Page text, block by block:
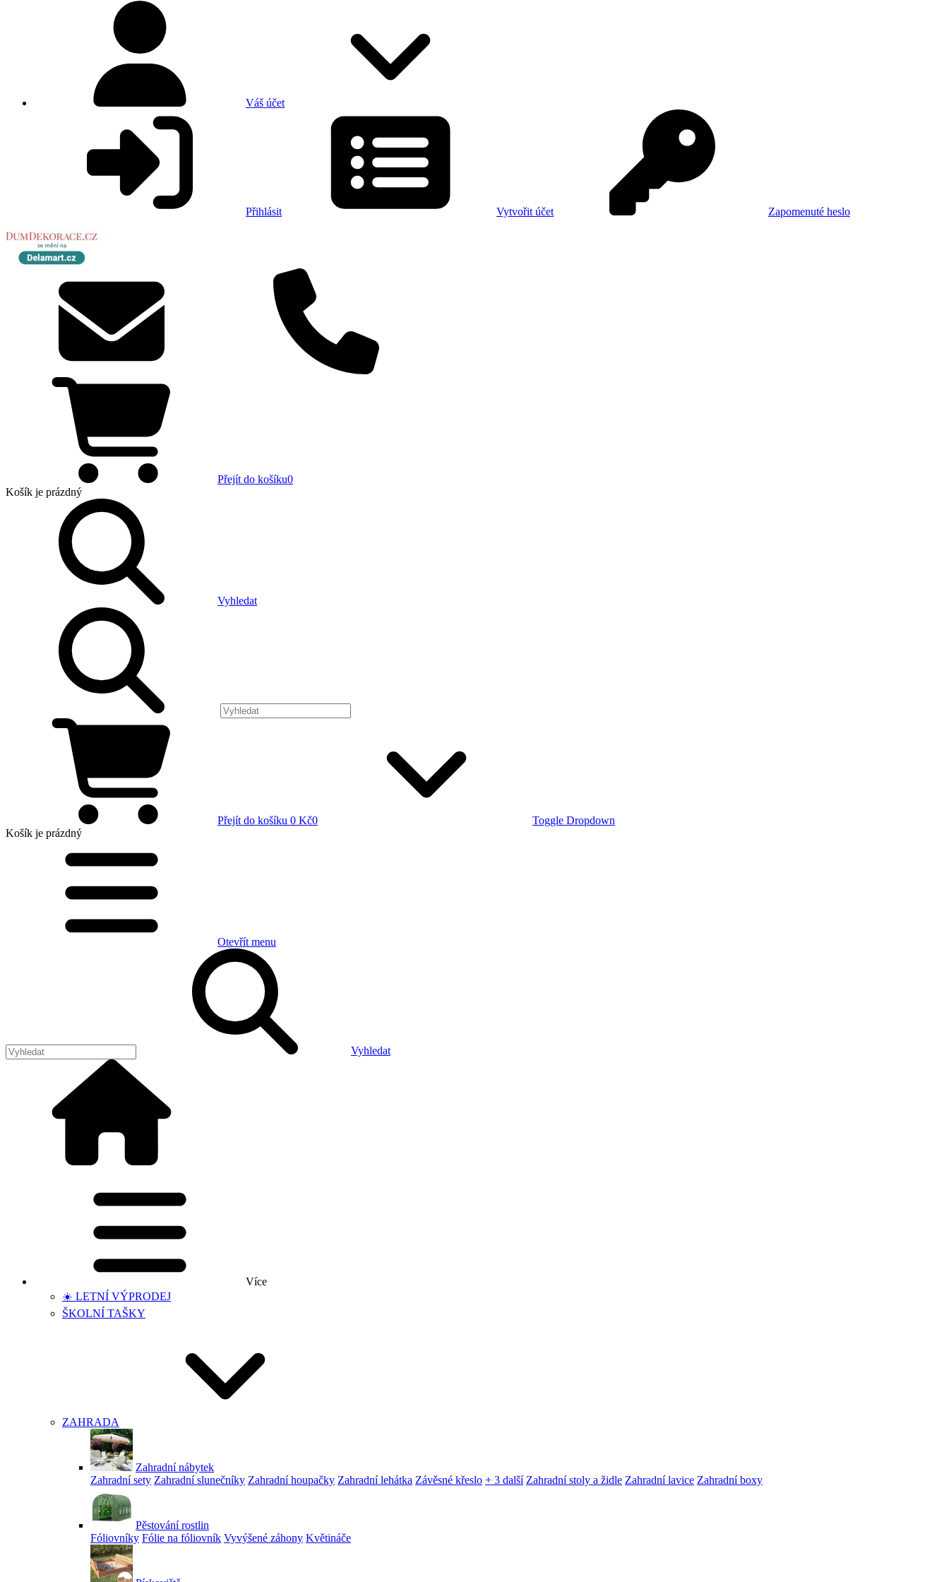
Váš účet
Přihlásit Vytvořit účet Zapomenuté heslo
Přejít do košíku0
Košík je prázdný
Vyhledat
Přejít do košíku 0 Kč0
Toggle Dropdown
Košík je prázdný
Otevřít menu
Vyhledat
Více
☀️ LETNÍ VÝPRODEJ
ŠKOLNÍ TAŠKY
ZAHRADA
Zahradní nábytek
Zahradní sety Zahradní slunečníky Zahradní houpačky Zahradní lehátka Závěsné křeslo + 3 další Zahradní stoly a židle Zahradní lavice Zahradní boxy
Pěstování rostlin
Fóliovníky Fólie na fóliovník Vyvýšené záhony Květináče